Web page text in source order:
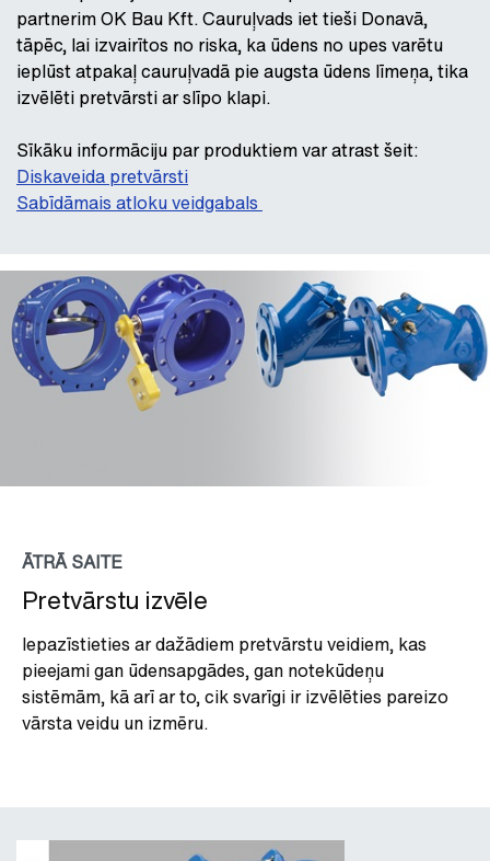
partnerim OK Bau Kft. Cauruļvads iet tieši Donavā,
tāpēc, lai izvairītos no riska, ka ūdens no upes varētu
ieplūst atpakaļ cauruļvadā pie augsta ūdens līmeņa, tika
izvēlēti pretvārsti ar slīpo klapi.
Sīkāku informāciju par produktiem var atrast šeit:
Diskaveida pretvārsti
Sabīdāmais atloku veidgabals
ĀTRĀ SAITE
Pretvārstu izvēle
Iepazīstieties ar dažādiem pretvārstu veidiem, kas
pieejami gan ūdensapgādes, gan notekūdeņu
sistēmām, kā arī ar to, cik svarīgi ir izvēlēties pareizo
vārsta veidu un izmēru.